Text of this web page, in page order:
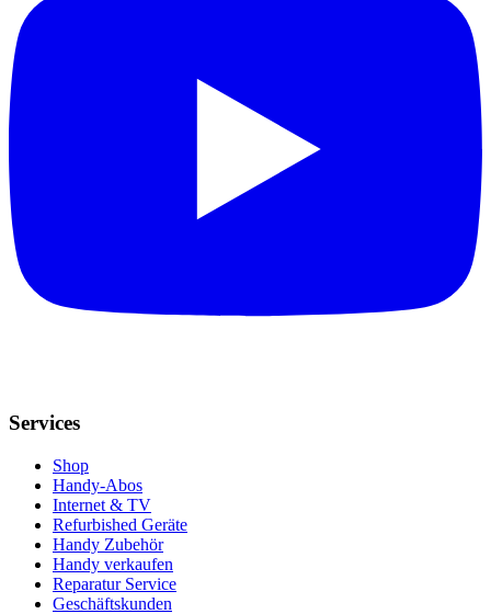
Services
Shop
Handy-Abos
Internet & TV
Refurbished Geräte
Handy Zubehör
Handy verkaufen
Reparatur Service
Geschäftskunden